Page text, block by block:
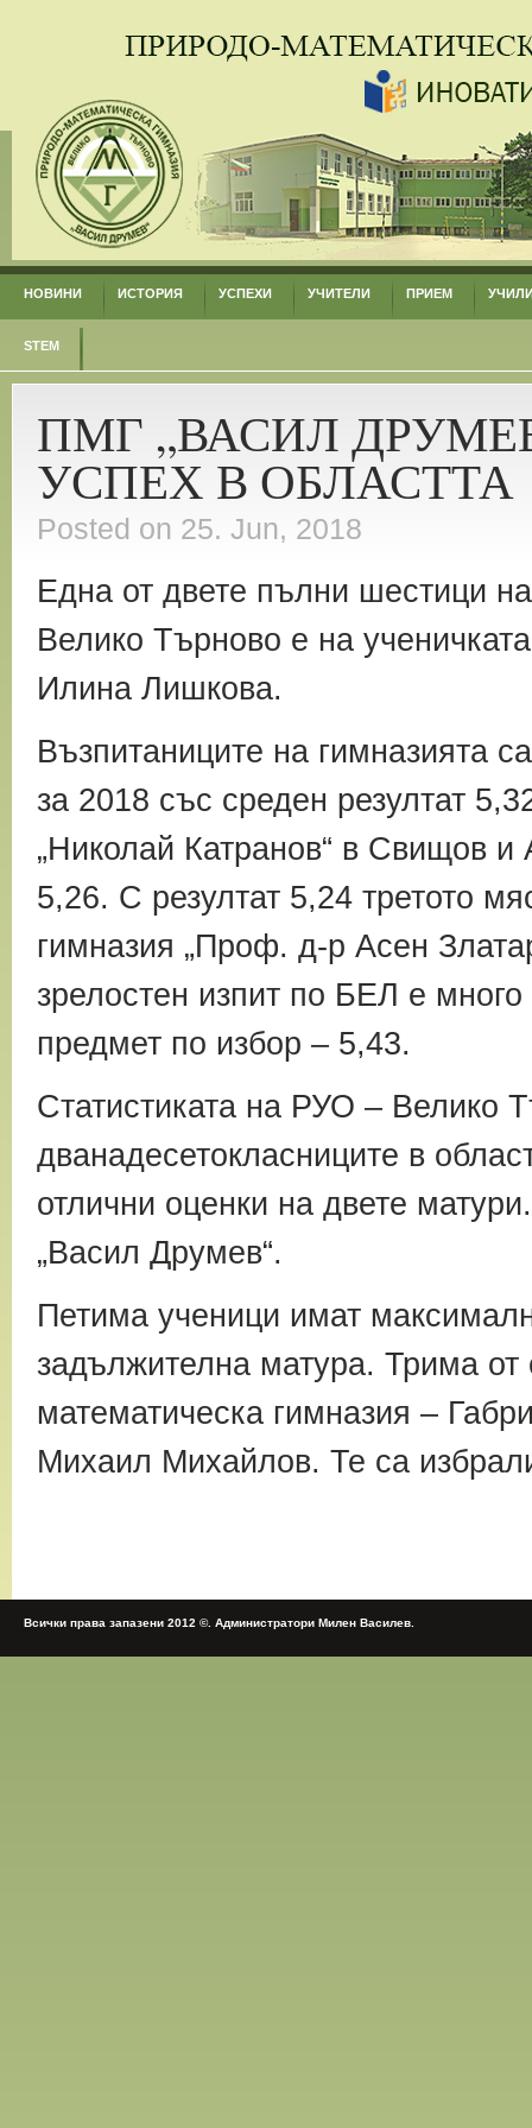
НОВИНИ ИСТОРИЯ УСПЕХИ УЧИТЕЛИ ПРИЕМ
STEM
ПМГ „ВАСИЛ
УСПЕХ В ОБЛАСТТА
Posted on 25. Jun, 2018
Една от двете пълни шестици
Велико Търново е на
Илина Лишкова.
Възпитаниците на гимназията
за 2018 със среден резултат
„Николай Катранов“ в Свищов и
5,26. С резултат 5,24 третото
гимназия „Проф. д-р Асен
зрелостен изпит по БЕЛ е
предмет по избор – 5,43.
Статистиката на РУО – Велико
дванадесетокласниците в
отлични оценки на двете
„Васил Друмев“.
Петима ученици имат
задължителна матура. Трима
математическа гимназия –
Михаил Михайлов. Те са
Всички права запазени 2012 ©. Администратори Милен Василев.